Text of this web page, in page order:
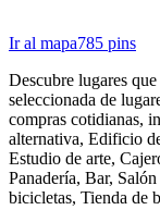
Ir al mapa785 pins
Descubre lugares
seleccionada de
compras cotidianas,
alternativa, Edificio
Estudio de arte,
Panadería, Bar,
bicicletas, Tienda de